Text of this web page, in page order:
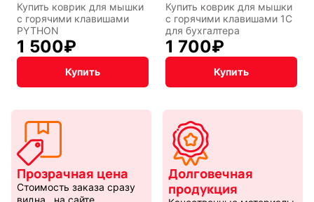
Купить коврик для мышки
с горячими клавишами
PYTHON
1 500₽
Купить
Купить коврик для мышки
с горячими клавишами 1С
для бухгалтера
1 700₽
Купить
Прозрачная цена
Стоимость заказа сразу
Долговечная
продукция